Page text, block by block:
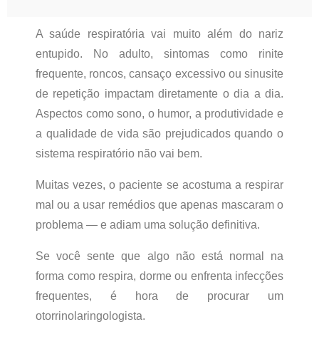
A saúde respiratória vai muito além do nariz
entupido. No adulto, sintomas como rinite
frequente, roncos, cansaço excessivo ou sinusite
de repetição impactam diretamente o dia a dia.
Aspectos como sono, o humor, a produtividade e
a qualidade de vida são prejudicados quando o
sistema respiratório não vai bem.
Muitas vezes, o paciente se acostuma a respirar
mal ou a usar remédios que apenas mascaram o
problema — e adiam uma solução definitiva.
Se você sente que algo não está normal na
forma como respira, dorme ou enfrenta infecções
frequentes, é hora de procurar um
otorrinolaringologista.